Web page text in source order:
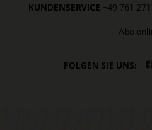
KUNDENSERVICE +49 761
Abo
FOLGEN SIE UNS: